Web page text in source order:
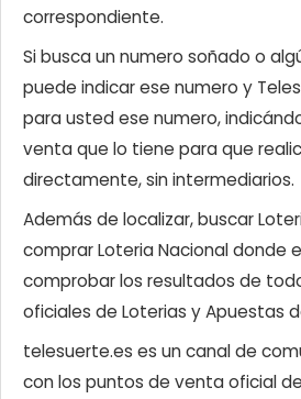
correspondiente.
Si busca un numero soñado o
puede indicar ese numero y
para usted ese numero,
venta que lo tiene para que
directamente, sin intermediarios.
Además de localizar, buscar
comprar Loteria Nacional donde
comprobar los resultados de
oficiales de Loterias y Apuestas
telesuerte.es es un canal de
con los puntos de venta oficial